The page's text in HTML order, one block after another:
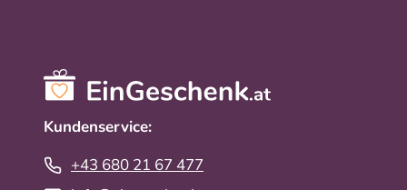
Kundenservice:
+43 680 21 67 477